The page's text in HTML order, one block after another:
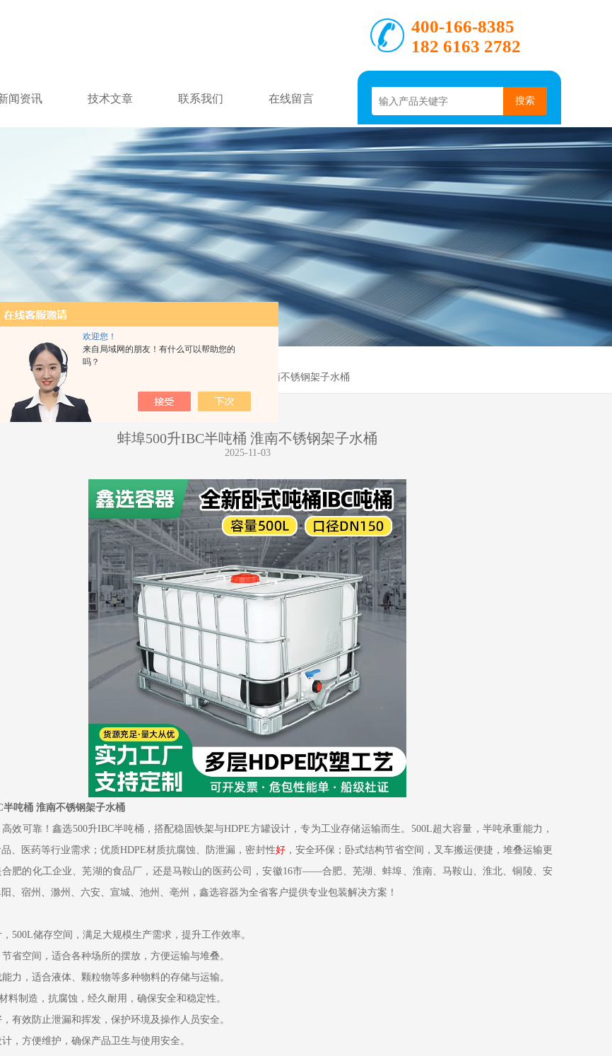
欢迎您！
来自局域网的朋友！有什么可以帮助您的
吗？
400-166-8385
182 6163 2782
闻资讯 技术文章 联系我们 在线留言
产品中心 > IBC吨桶 蚌埠500升IBC半吨桶 淮南不锈钢架子水桶
蚌埠500升IBC半吨桶 淮南不锈钢架子水桶
2025-11-03
半吨桶 淮南不锈钢架子水桶
效可靠！鑫选500升IBC半吨桶，搭配稳固铁架与HDPE方罐设计，专为工业存储运输而生。500L超大容量，半吨承重能力，
、医药等行业需求；优质HDPE材质抗腐蚀、防泄漏，密封性好，安全环保；卧式结构节省空间，叉车搬运便捷，堆叠运输更
合肥的化工企业、芜湖的食品厂，还是马鞍山的医药公司，安徽16市——合肥、芜湖、蚌埠、淮南、马鞍山、淮北、铜陵、安
、宿州、滁州、六安、宣城、池州、亳州，鑫选容器为全省客户提供专业包装解决方案！
500L储存空间，满足大规模生产需求，提升工作效率。
省空间，适合各种场所的摆放，方便运输与堆叠。
力，适合液体、颗粒物等多种物料的存储与运输。
料制造，抗腐蚀，经久耐用，确保安全和稳定性。
有效防止泄漏和挥发，保护环境及操作人员安全。
，方便维护，确保产品卫生与使用安全。